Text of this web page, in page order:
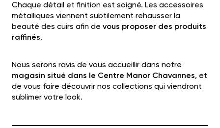
Chaque détail et finition est soigné. Les accessoires
métalliques viennent subtilement rehausser la
beauté des cuirs afin de vous proposer des produits
raffinés.
Nous serons ravis de vous accueillir dans notre
magasin situé dans le Centre Manor Chavannes, et
de vous faire découvrir nos collections qui viendront
sublimer votre look.